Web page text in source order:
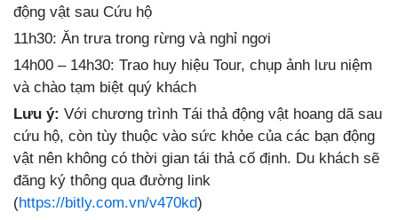
động vật sau Cứu hộ
11h30: Ăn trưa trong rừng và nghỉ ngơi
14h00 – 14h30: Trao huy hiệu Tour, chụp ảnh lưu niệm
và chào tạm biệt quý khách
Lưu ý: Với chương trình Tái thả động vật hoang dã sau
cứu hộ, còn tùy thuộc vào sức khỏe của các bạn động
vật nên không có thời gian tái thả cố định. Du khách sẽ
đăng ký thông qua đường link
(https://bitly.com.vn/v470kd)